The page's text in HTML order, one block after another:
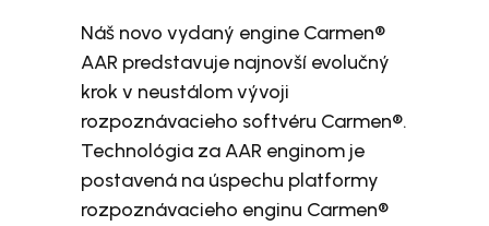
Náš novo vydaný engine Carmen®
AAR predstavuje najnovší evolučný
krok v neustálom vývoji
rozpoznávacieho softvéru Carmen®.
Technológia za AAR enginom je
postavená na úspechu platformy
rozpoznávacieho enginu Carmen®